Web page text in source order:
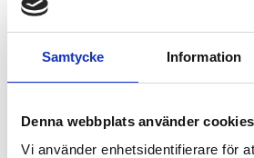
Samtycke Information
Denna webbplats använder cookies
Vi använder enhetsidentifierare för